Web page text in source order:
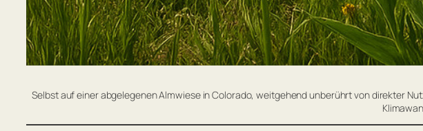
Selbst auf einer abgelegenen Almwiese in Colorado, weitgehend unberührt von direkter